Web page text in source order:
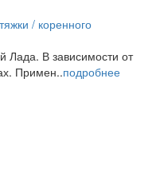
/ коренного
Лада. В зависимости от
Примен..подробнее